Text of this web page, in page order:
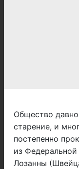
Общество
старение, и
постепенно
из
Лозанны